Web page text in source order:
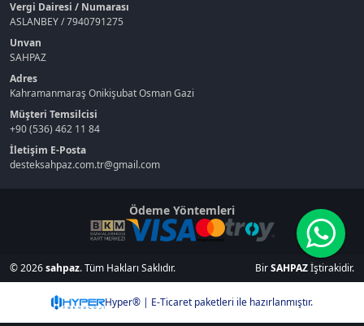
Vergi Dairesi / Numarası
ASLANBEY / 7940791275
Unvan
SAHPAZ
Adres
Kahramanmaraş Onikişubat Osman Gazi
Müşteri Temsilcisi
+90 (536) 462 11 84
İletişim E-Posta
desteksahpaz.com.tr@gmail.com
Ödeme Yöntemleri
© 2026sahpaz. Tüm Hakları Saklıdır. BirSAHPAZİştirakidir.
Hyper® | E-Ticaret paketleri ile hazırlanmıştır.